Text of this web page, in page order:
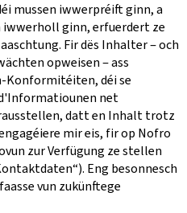
mussen iwwerpréift ginn, a
iwwerholl ginn, erfuerdert ze
Fir dës Inhalter ‒ och
opweisen ‒ ass
déi se
net
datt en Inhalt trotz
mir eis, fir op Nofro
zur Verfügung ze stellen
Eng besonnesch
vun zukünftege